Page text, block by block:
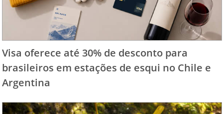
Visa oferece até 30% de desconto para
brasileiros em estações de esqui no Chile e
Argentina